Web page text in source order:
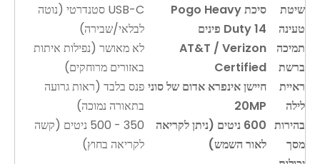
שיטת
טעינה
סיכת Pogo Heavy
Duty 14 פינים
USB-C סטנדרטי (נוטה
לבלאי/שבירה)
תמיכה
ברשת
AT&T / Verizon
Certified
לא מאושר (נפילות איתות
באזורים מרוחקים)
ראיית
לילה
חיישן אינפרא אדום של סוני
20MP
פנס בלבד (ראות גרועה
בתאורה נמוכה)
בהירות
מסך
600 ניטים (ניתן לקריאה
לאור השמש)
350 - 500 ניטים (קשה
לקריאה בחוץ)